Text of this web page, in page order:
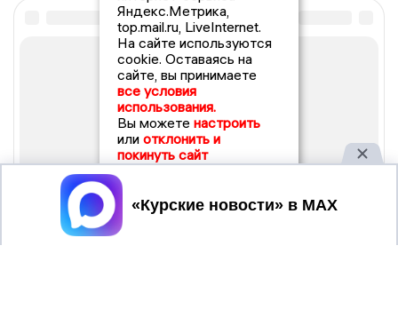
Яндекс.Метрика,
top.mail.ru, LiveInternet.
На сайте используются
cookie. Оставаясь на
сайте, вы принимаете
все условия
использования.
Вы можете настроить
или отклонить и
покинуть сайт
Принять